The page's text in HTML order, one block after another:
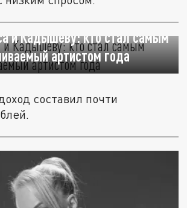
и Кадышеву: кто стал самым
артистом года
составил почти